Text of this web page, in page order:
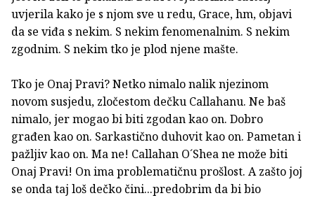
uvjerila kako je s njom sve u redu, Grace, hm, objavi
da se viđa s nekim. S nekim fenomenalnim. S nekim
zgodnim. S nekim tko je plod njene mašte.
Tko je Onaj Pravi? Netko nimalo nalik njezinom
novom susjedu, zločestom dečku Callahanu. Ne baš
nimalo, jer mogao bi biti zgodan kao on. Dobro
građen kao on. Sarkastično duhovit kao on. Pametan i
pažljiv kao on. Ma ne! Callahan O´Shea ne može biti
Onaj Pravi! On ima problematičnu prošlost. A zašto joj
se onda taj loš dečko čini...predobrim da bi bio